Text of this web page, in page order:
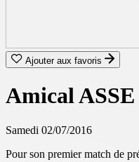
Ajouter aux favoris
Amical
Samedi 02/07/2016
Pour son premier match de